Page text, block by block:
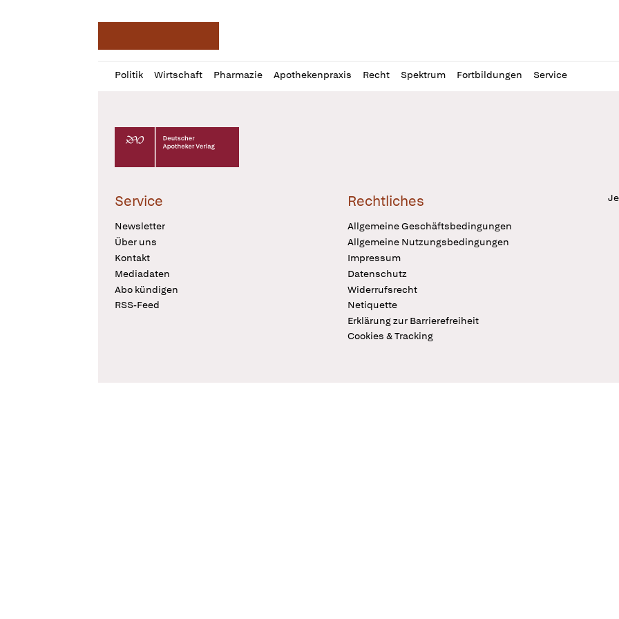
Politik Wirtschaft Pharmazie Apothekenpraxis Recht Spektrum Fortbildungen Service
Profil
öffnen
Daz
Pur
Deutscher Apotheker Verlag Logo
Service
Newsletter
Über uns
Kontakt
Mediadaten
Abo kündigen
RSS-Feed
Rechtliches
Allgemeine Geschäftsbedingungen
Allgemeine Nutzungsbedingungen
Impressum
Datenschutz
Widerrufsrecht
Netiquette
Erklärung zur Barrierefreiheit
Cookies & Tracking